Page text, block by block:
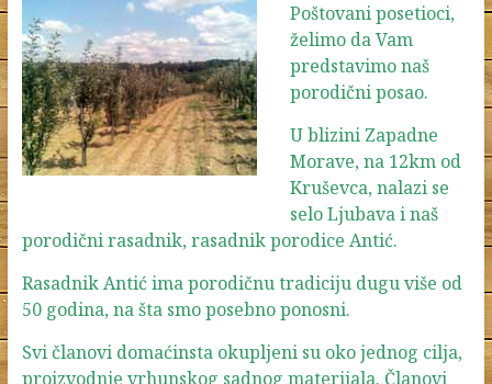
Poštovani posetioci,
želimo da Vam
predstavimo naš
porodični posao.
U blizini Zapadne
Morave, na 12km od
Kruševca, nalazi se
selo Ljubava i naš
porodični rasadnik, rasadnik porodice Antić.
Rasadnik Antić ima porodičnu tradiciju dugu više od
50 godina, na šta smo posebno ponosni.
Svi članovi domaćinsta okupljeni su oko jednog cilja,
proizvodnje vrhunskog sadnog materijala. Članovi